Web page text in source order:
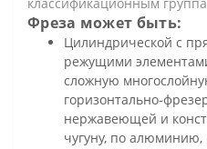
классификационным
Фреза может быть:
Цилиндрической с
режущими
сложную
горизонтально-
нержавеющей и
чугуну, по алюминию,